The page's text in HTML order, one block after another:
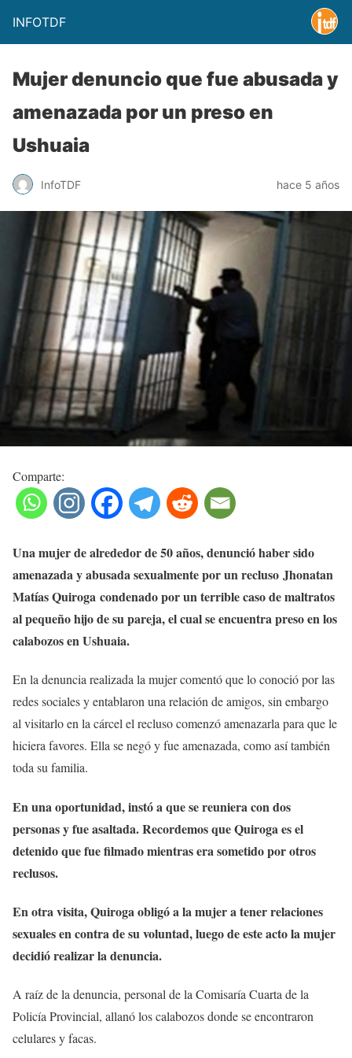
INFOTDF
Mujer denuncio que fue abusada y
amenazada por un preso en
Ushuaia
InfoTDF hace 5 años
Comparte:
Una mujer de alrededor de 50 años, denunció haber sido
amenazada y abusada sexualmente por un recluso Jhonatan
Matías Quiroga condenado por un terrible caso de maltratos
al pequeño hijo de su pareja, el cual se encuentra preso en los
calabozos en Ushuaia.
En la denuncia realizada la mujer comentó que lo conoció por las
redes sociales y entablaron una relación de amigos, sin embargo
al visitarlo en la cárcel el recluso comenzó amenazarla para que le
hiciera favores. Ella se negó y fue amenazada, como así también
toda su familia.
En una oportunidad, instó a que se reuniera con dos
personas y fue asaltada. Recordemos que Quiroga es el
detenido que fue filmado mientras era sometido por otros
reclusos.
En otra visita, Quiroga obligó a la mujer a tener relaciones
sexuales en contra de su voluntad, luego de este acto la mujer
decidió realizar la denuncia.
A raíz de la denuncia, personal de la Comisaría Cuarta de la
Policía Provincial, allanó los calabozos donde se encontraron
celulares y facas.